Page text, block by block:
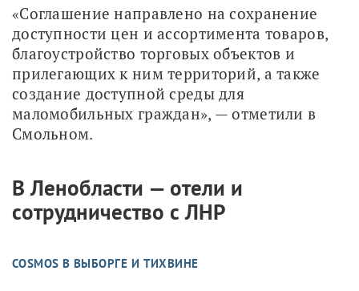
«Соглашение направлено на сохранение
доступности цен и ассортимента товаров,
благоустройство торговых объектов и
прилегающих к ним территорий, а также
создание доступной среды для
маломобильных граждан», — отметили в
Смольном.
В Ленобласти — отели и
сотрудничество с ЛНР
COSMOS В ВЫБОРГЕ И ТИХВИНЕ